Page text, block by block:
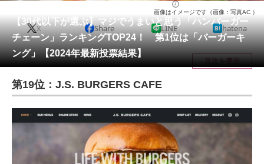
会員記事
メディア
注目記事を集めた総合ページ
ITの今と未来を見通す
進化するPCとデバイスの未来
【30代以下が選ぶ】マジでうまいと思う「ハンバーガー
チェーン」ランキングTOP24！ 第1位は「バーガーキ
ング」【2024年最新投票結果】
画像はイメージです（画像：写真AC ）
X Share LINE hatena
目次を表示
第19位：J.S. BURGERS CAFE